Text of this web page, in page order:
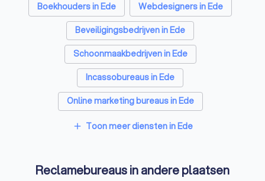
Boekhouders in Ede
Webdesigners in Ede
Beveiligingsbedrijven in Ede
Schoonmaakbedrijven in Ede
Incassobureaus in Ede
Online marketing bureaus in Ede
Tekstschrijvers in Ede
Vertaalbureaus in Ede
Grafisch ontwerpers in Ede
add Toon meer diensten in Ede
Reclamebureaus in andere plaatsen